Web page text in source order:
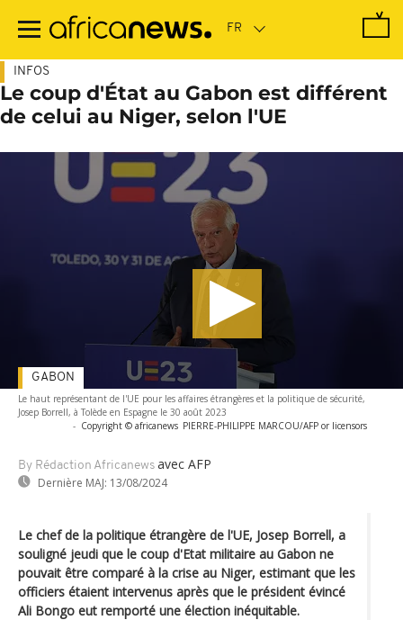
contenu
INFOS
Le coup d'État au Gabon est différent
de celui au Niger, selon l'UE
Le haut représentant de l'UE pour les affaires étrangères et la politique de sécurité,
Josep Borrell, à Tolède en Espagne le 30 août 2023
- Copyright © africanews PIERRE-PHILIPPE MARCOU/AFP or licensors
By Rédaction Africanews avec AFP
Dernière MAJ: 13/08/2024
GABON
Le chef de la politique étrangère de l'UE, Josep Borrell, a
souligné jeudi que le coup d'Etat militaire au Gabon ne
pouvait être comparé à la crise au Niger, estimant que les
officiers étaient intervenus après que le président évincé
Ali Bongo eut remporté une élection inéquitable.